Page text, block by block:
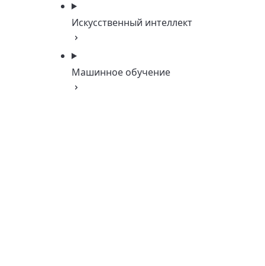
Искусственный интеллект
Машинное обучение